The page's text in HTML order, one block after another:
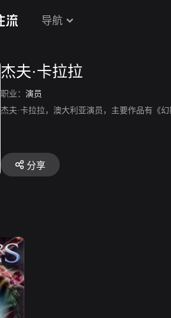
导航
杰夫·卡拉拉
职业： 演员
杰夫·卡拉拉，澳大利亚演员，主要作品有《
分享